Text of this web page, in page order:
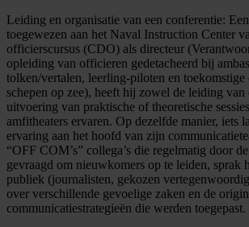
Leiding en organisatie van een conferentie:
toegewezen aan het Naval Instruction Center
officierscursus (CDO) als directeur
opleiding van officieren gedetacheerd bij
tolken/vertalen, leerling-piloten en toekomstige
schepen op zee), heeft hij zowel de leiding van
uitvoering van praktische of theoretische
amfitheaters ervaren. Op dezelfde manier, iets
ervaring aan het hoofd van zijn
“OFF COM’s” collega’s die regelmatig door
gevraagd om nieuwkomers op te leiden, sprak
publiek (journalisten, gekozen
over verschillende gevoelige zaken en de
communicatiestrategieën die werden toegepast.